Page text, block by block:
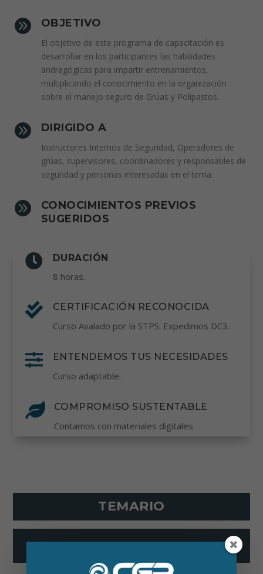
 OBJETIVO
El objetivo de este programa de capacitación es
desarrollar en los participantes las habilidades
andragógicas para impartir entrenamientos,
multiplicando el conocimiento en la organización
sobre el manejo seguro de Grúas y Polipastos.
 DIRIGIDO A
Instructores Internos de Seguridad, Operadores de
grúas, supervisores, coordinadores y responsables de
seguridad y personas interesadas en el tema.

CONOCIMIENTOS PREVIOS
SUGERIDOS
 DURACIÓN
8 horas.
 CERTIFICACIÓN RECONOCIDA
Curso Avalado por la STPS. Expedimos DC3.
 ENTENDEMOS TUS NECESIDADES
Curso adaptable.
 COMPROMISO SUSTENTABLE
Contamos con materiales digitales.
TEMARIO